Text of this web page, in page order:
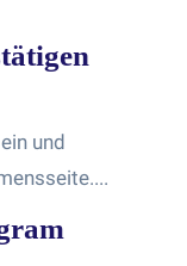
und